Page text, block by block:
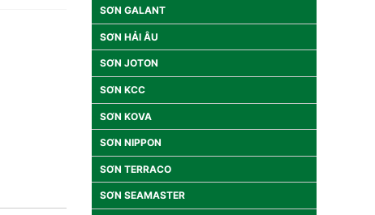
SƠN GALANT
SƠN HẢI ÂU
SƠN JOTON
SƠN KCC
SƠN KOVA
SƠN NIPPON
SƠN TERRACO
SƠN SEAMASTER